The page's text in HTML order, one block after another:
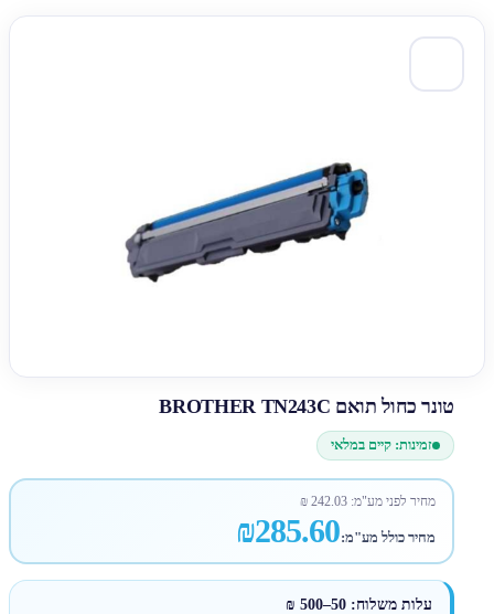
טונר כחול תואם BROTHER TN243C
זמינות: קיים במלאי
מחיר לפני מע"מ:242.03
₪
מחיר כולל מע"מ:₪285.60
עלות משלוח: 50–500 ₪